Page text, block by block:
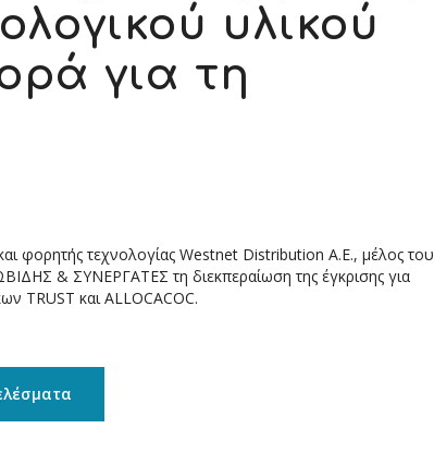
υλικού
για τη
φορητής τεχνολογίας Westnet Distribution Α.Ε., μέλος του
& ΣΥΝΕΡΓΑΤΕΣ τη διεκπεραίωση της έγκρισης για
TRUST και ALLOCACOC.